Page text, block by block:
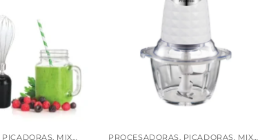
PROCESADORAS, PICADORAS, MIXERS PROCESADORAS, PICADORAS, MIXERS